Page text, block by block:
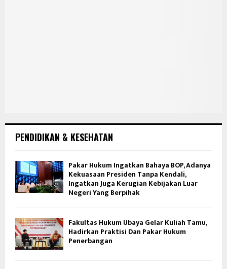
PENDIDIKAN & KESEHATAN
Pakar Hukum Ingatkan Bahaya BOP, Adanya
Kekuasaan Presiden Tanpa Kendali,
Ingatkan Juga Kerugian Kebijakan Luar
Negeri Yang Berpihak
Fakultas Hukum Ubaya Gelar Kuliah Tamu,
Hadirkan Praktisi Dan Pakar Hukum
Penerbangan